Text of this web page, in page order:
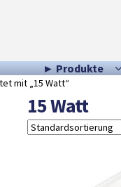
► Produkte
mit „15 Watt“
15 Watt